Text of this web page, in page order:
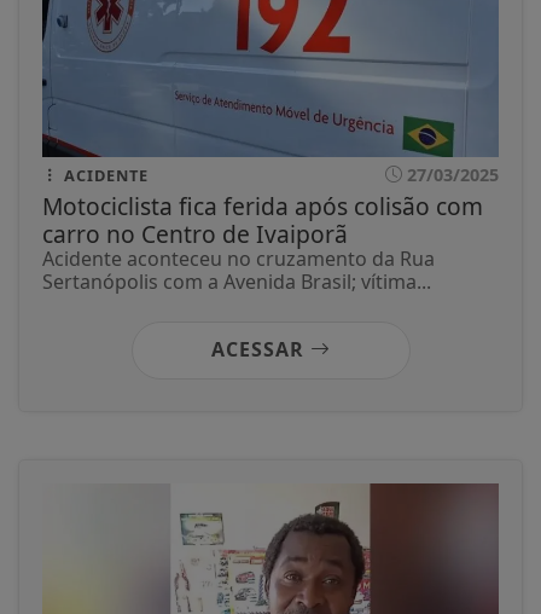
ACIDENTE 27/03/2025
Motociclista fica ferida após colisão com
carro no Centro de Ivaiporã
Acidente aconteceu no cruzamento da Rua
Sertanópolis com a Avenida Brasil; vítima...
ACESSAR